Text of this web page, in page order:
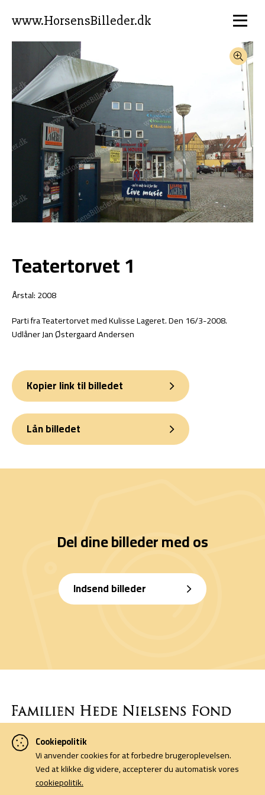
www.HorsensBilleder.dk
Teatertorvet 1
Årstal: 2008
Parti fra Teatertorvet med Kulisse Lageret. Den 16/3-2008.
Udlåner Jan Østergaard Andersen
Kopier link til billedet
Lån billedet
Del dine billeder med os
Indsend billeder
Denne side er finansieret af Familien Hede Nielsens Fond og drives
af foreningen Horsens Billeders Venner.
Cookiepolitik
Cookiepolitik
Vi anvender cookies for at forbedre brugeroplevelsen.
Ved at klikke dig videre, accepterer du automatisk vores
cookiepolitik.